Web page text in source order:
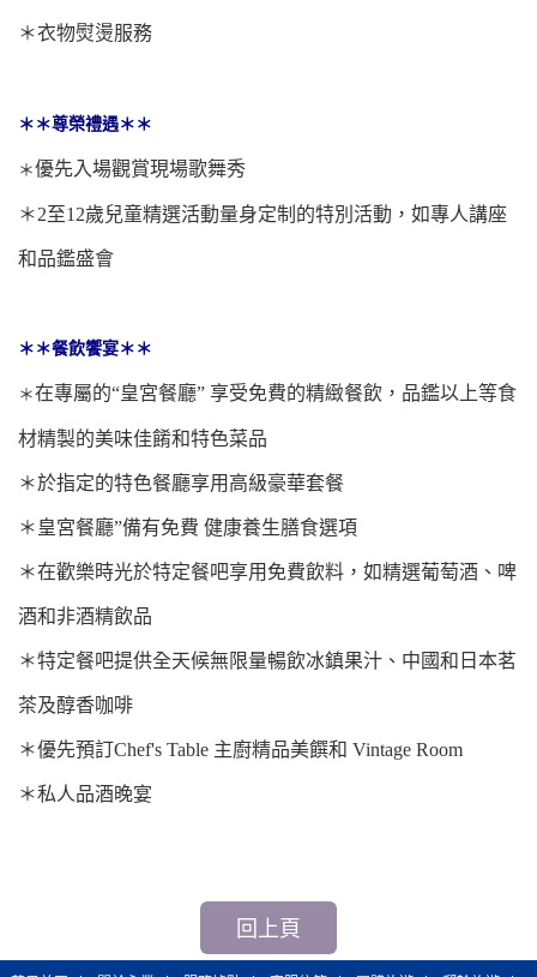
＊衣物熨燙服務
＊＊尊榮禮遇＊＊
＊優先入場觀賞現場歌舞秀
＊2至12歲兒童精選活動量身定制的特別活動，如專人講座
和品鑑盛會
＊＊餐飲饗宴＊＊
＊在專屬的“皇宮餐廳” 享受免費的精緻餐飲，品鑑以上等食
材精製的美味佳餚和特色菜品
＊於指定的特色餐廳享用高級豪華套餐
＊ 皇宮餐廳”備有免費 健康養生膳食選項
＊在歡樂時光於特定餐吧享用免費飲料，如精選葡萄酒、啤
酒和非酒精飲品
＊特定餐吧提供全天候無限量暢飲冰鎮果汁、中國和日本茗
茶及醇香咖啡
＊優先預訂Chef's Table 主廚精品美饌和 Vintage Room
＊私人品酒晚宴
回上頁